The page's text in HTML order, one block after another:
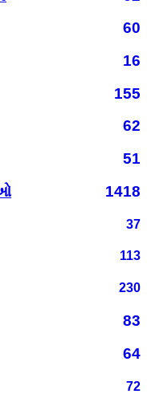
60
16
155
62
51
1418
37
113
230
83
64
72